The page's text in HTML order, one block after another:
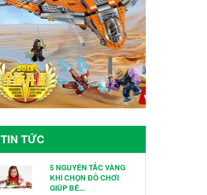
TIN TỨC
5 NGUYÊN TẮC VÀNG
KHI CHỌN ĐỒ CHƠI
GIÚP BÉ...